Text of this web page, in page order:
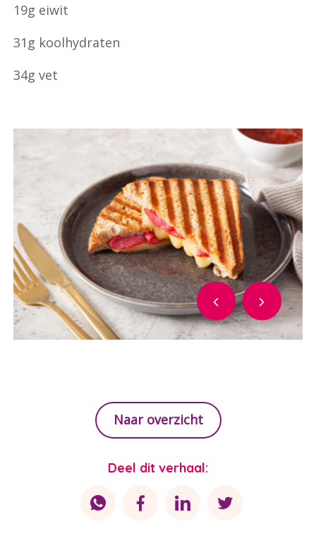
Waar ben je naar op zoek?
19g eiwit
31g koolhydraten
34g vet
Naar overzicht
Deel dit verhaal: